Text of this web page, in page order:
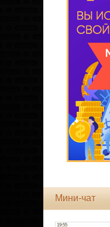
Мини-чат